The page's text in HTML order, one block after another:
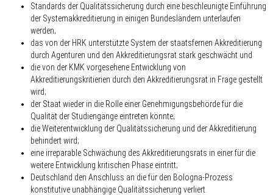
Standards der Qualitätssicherung durch eine beschleunigte Einführung
der Systemakkreditierung in einigen Bundesländern unterlaufen
werden;
das von der HRK unterstützte System der staatsfernen Akkreditierung
durch Agenturen und den Akkreditierungsrat stark geschwächt und
die von der KMK vorgesehene Entwicklung von
Akkreditierungskritierien durch den Akkreditierungsrat in Frage gestellt
wird;
der Staat wieder in die Rolle einer Genehmigungsbehörde für die
Qualität der Studiengänge eintreten könnte;
die Weiterentwicklung der Qualitätssicherung und der Akkreditierung
behindert wird;
eine irreparable Schwächung des Akkreditierungsrats in einer für die
weitere Entwicklung kritischen Phase eintritt;
Deutschland den Anschluss an die für den Bologna-Prozess
konstitutive unabhängige Qualitätssicherung verliert.